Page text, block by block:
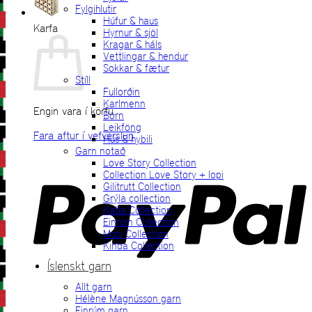
Karfa
Engin vara í körfu.
Fara aftur í vefverslun
Fylgihlutir
Húfur & haus
Hyrnur & sjöl
Kragar & háls
Vettlingar & hendur
Sokkar & fætur
Stíll
Fullorðin
Karlmenn
Börn
Leikföng
Hús & hybili
Garn notað
Love Story Collection
Collection Love Story + lopi
Gilitrutt Collection
Grýla collection
Katla Collection
Einrúm Collection
Mosi Collection
Kinda Collection
Íslenskt garn
Allt garn
Hélène Magnússon garn